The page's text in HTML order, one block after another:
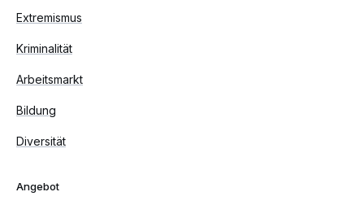
Extremismus
Kriminalität
Arbeitsmarkt
Bildung
Diversität
Angebot